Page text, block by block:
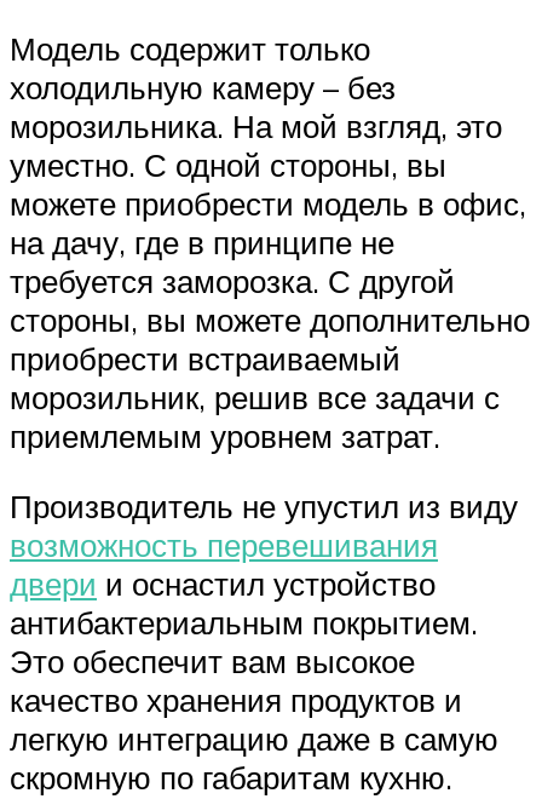
Модель содержит только
холодильную камеру – без
морозильника. На мой взгляд, это
уместно. С одной стороны, вы
можете приобрести модель в офис,
на дачу, где в принципе не
требуется заморозка. С другой
стороны, вы можете дополнительно
приобрести встраиваемый
морозильник, решив все задачи с
приемлемым уровнем затрат.
Производитель не упустил из виду
возможность перевешивания
двери и оснастил устройство
антибактериальным покрытием.
Это обеспечит вам высокое
качество хранения продуктов и
легкую интеграцию даже в самую
скромную по габаритам кухню.